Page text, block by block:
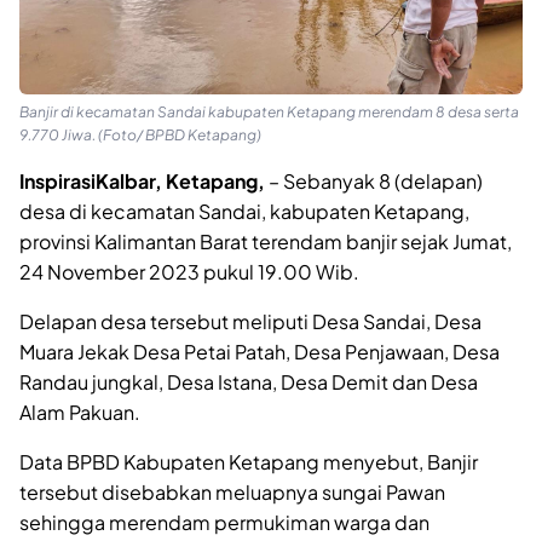
Banjir di kecamatan Sandai kabupaten Ketapang merendam 8 desa serta
9.770 Jiwa. (Foto/ BPBD Ketapang)
InspirasiKalbar, Ketapang, – Sebanyak 8 (delapan)
desa di kecamatan Sandai, kabupaten Ketapang,
provinsi Kalimantan Barat terendam banjir sejak Jumat,
24 November 2023 pukul 19.00 Wib.
Delapan desa tersebut meliputi Desa Sandai, Desa
Muara Jekak Desa Petai Patah, Desa Penjawaan, Desa
Randau jungkal, Desa Istana, Desa Demit dan Desa
Alam Pakuan.
Data BPBD Kabupaten Ketapang menyebut, Banjir
tersebut disebabkan meluapnya sungai Pawan
sehingga merendam permukiman warga dan